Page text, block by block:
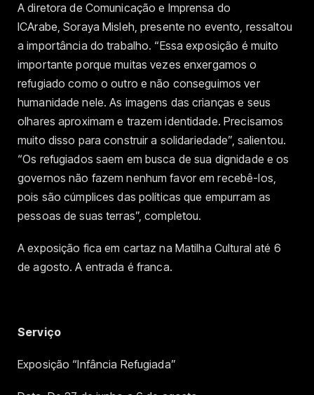
A diretora de Comunicação e Imprensa do
ICArabe, Soraya Misleh, presente no evento, ressaltou
a importância do trabalho. “Essa exposição é muito
importante porque muitas vezes enxergamos o
refugiado como o outro e não conseguimos ver
humanidade nele. As imagens das crianças e seus
olhares aproximam e trazem identidade. Precisamos
muito disso para construir a solidariedade”, salientou.
“Os refugiados saem em busca de sua dignidade e os
governos não fazem nenhum favor em recebê-los,
pois são cúmplices das políticas que empurram as
pessoas de suas terras”, completou.
A exposição fica em cartaz na Matilha Cultural até 6
de agosto. A entrada é franca.
Serviço
Exposição “Infância Refugiada”